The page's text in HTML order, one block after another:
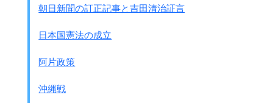
↓◎朝香宮鳩彦王上海派遣軍司令官
野戦銃砲兵第15連隊に対する感謝状
朝日新聞の訂正記事と吉田清治証言
日本国憲法の成立
阿片政策
沖縄戦